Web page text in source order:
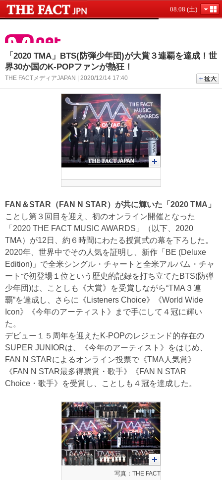
08.08 (土)
「2020 TMA」BTS(防弾少年団)が大賞３連覇を達成！世
界30か国のK-POPファンが熱狂！
THE FACTメディアJAPAN | 2020/12/14 17:40
FAN＆STAR（FAN N STAR）が共に輝いた「2020 TMA」
ことし第３回目を迎え、初のオンライン開催となった
「2020 THE FACT MUSIC AWARDS」（以下、2020
TMA）が12日、約６時間にわたる授賞式の幕を下ろした。
2020年、世界中でその人気を証明し、新作「BE (Deluxe
Edition)」で全米シングル・チャートと全米アルバム・チャ
ートで初登場１位という歴史的記録を打ち立てたBTS(防弾
少年団)は、ことしも《大賞》を受賞しながら“TMA３連
覇”を達成し、さらに《Listeners Choice》《World Wide
Icon》《今年のアーティスト》まで手にして４冠に輝い
た。
デビュー１５周年を迎えたK-POPのレジェンド的存在の
SUPER JUNIORは、《今年のアーティスト》をはじめ、
FAN N STARによるオンライン投票で《TMA人気賞》
《FAN N STAR最多得票賞・歌手》《FAN N STAR
Choice・歌手》を受賞し、ことしも４冠を達成した。
写真：THE FACT